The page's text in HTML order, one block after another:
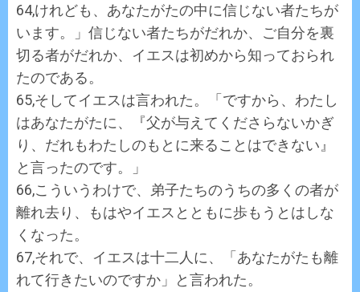
64,けれども、あなたがたの中に信じない者たちが
います。」信じない者たちがだれか、ご自分を裏
切る者がだれか、イエスは初めから知っておられ
たのである。
65,そしてイエスは言われた。「ですから、わたし
はあなたがたに、『父が与えてくださらないかぎ
り、だれもわたしのもとに来ることはできない』
と言ったのです。」
66,こういうわけで、弟子たちのうちの多くの者が
離れ去り、もはやイエスとともに歩もうとはしな
くなった。
67,それで、イエスは十二人に、「あなたがたも離
れて行きたいのですか」と言われた。